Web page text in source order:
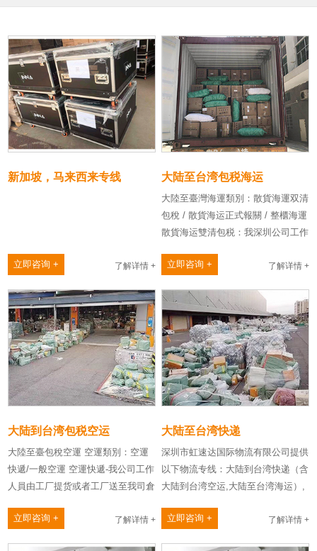
新加坡，马来西来专线
立即咨询 + 了解详情 +
大陆至台湾包税海运
大陸至臺灣海運類別：散貨海運双清
包稅 / 散貨海运正式報關 / 整櫃海運
散貨海运雙清包税：我深圳公司工作
立即咨询 +
了解详情 +
大陆到台湾包税空运
大陸至臺包稅空運 空運類別：空運
快遞/一般空運 空運快遞-我公司工作
人員由工厂提货或者工厂送至我司倉
立即咨询 +
了解详情 +
大陆至台湾快递
深圳市虹速达国际物流有限公司提供
以下物流专线：大陆到台湾快递（含
大陆到台湾空运,大陆至台湾海运）,
立即咨询 +
了解详情 +